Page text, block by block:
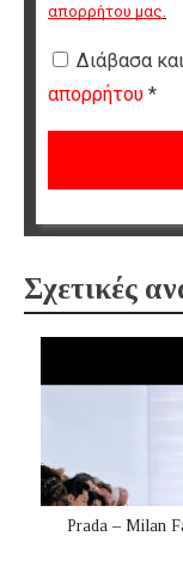
απορρήτου μας
Διάβασα
απορρήτου *
Σχετικές
Prada – Milan